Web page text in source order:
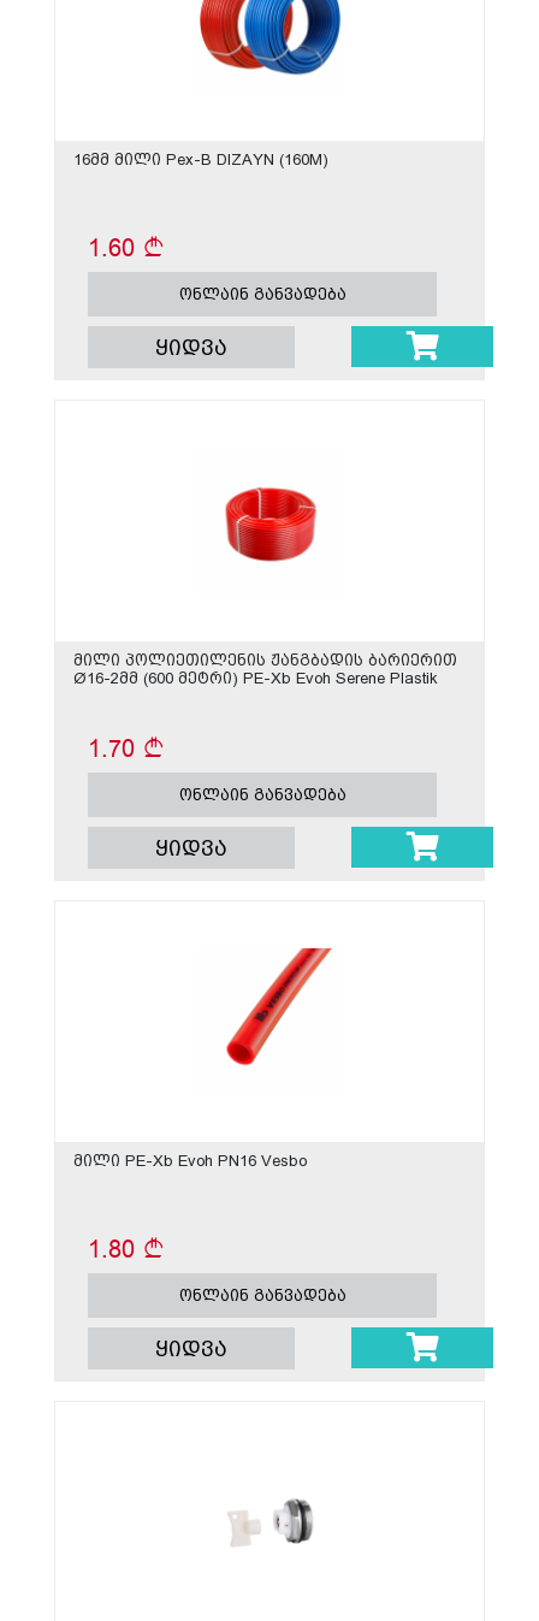
16მმ მილი Pex-B DIZAYN (160M)
1.60
ონლაინ განვადება
ყიდვა
მილი პოლიეთილენის ჟანგბადის ბარიერით
Ø16-2მმ (600 მეტრი) PE-Xb Evoh Serene Plastik
1.70
ონლაინ განვადება
ყიდვა
მილი PE-Xb Evoh PN16 Vesbo
1.80
ონლაინ განვადება
ყიდვა